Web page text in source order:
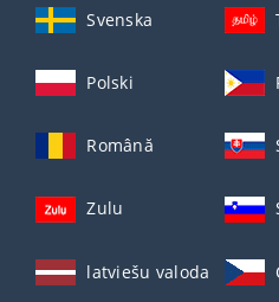
Svenska
Polski
Română
Zulu
latviešu valoda